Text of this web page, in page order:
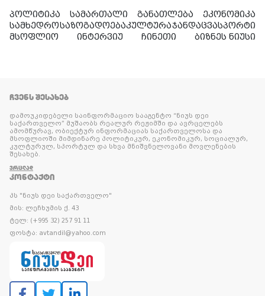
პოლიტიკა სამართალი განათლება
ეკონომიკა
სამხედროსაზოგადოებაკულტურაჯანდაცვასპორტი
მსოფლიო
ინტერვიუ ჩინეთი ბიზნეს ნიუსი
ᲩᲕᲔᲜᲡ ᲨᲔᲡᲐᲮᲔᲑ
დამოუკიდებელი საინფორმაციო სააგენტო “ნიუს დეი
საქართველო” მუშაობს რეალურ რეჟიმში და ავრცელებს
ამომწურავ, ობიექტურ ინფორმაციას საქართველოსა და
მსოფლიოში მიმდინარე პოლიტიკურ, ეკონომიკურ, სოციალურ,
კულტურულ, სპორტულ და სხვა მნიშვნელოვანი მოვლენების
შესახებ.
ᲕᲠᲪᲚᲐᲓ
ᲙᲝᲜᲢᲐᲥᲢᲘ
პს "ნიუს დეი საქართველო"
მის: ლეჩხუმის ქ. 43
ტელ: (+995 32) 257 91 11
ფოსტა: avtandil@yahoo.com